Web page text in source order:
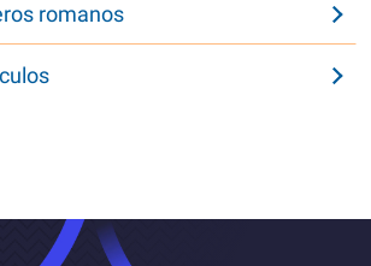
romanos